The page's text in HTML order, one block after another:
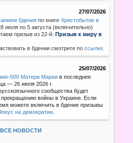
27/07/2026
бдения по книгеХристобытие в
июля по 5 августа (включительно)
призыв из 22-й:Призыв к миру в
в бдении смотрите поссылке
25/07/2026
500 Матери Марии в последнее
— 26 июля 2026 г.
сообщества будет
войны в Украине. Если
можете включить в бдение призывы
на демократии
ВСЕ НОВОСТИ